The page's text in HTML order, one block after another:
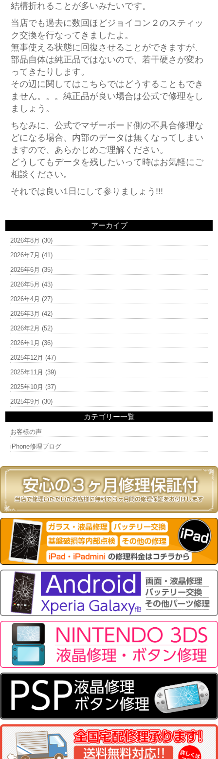
結構折れることが多いみたいです。
当店でも過去に数回ほどジョイコン２のスティッ
ク交換を行なってきましたよ。
無事使える状態に回復させることができますが、
部品自体は純正品ではないので、若干硬さが変わ
ってきたりします。
その辺に関してはこちらではどうすることもでき
ません。。。純正品が良い場合は公式で修理をし
ましょう。
ちなみに、公式でマザーボード側の不具合修理な
どになる場合、内部のデータは無くなってしまい
ますので、あらかじめご理解ください。
どうしてもデータを残したいって時はお気軽にご
相談ください。
それでは良い1日にして参りましょう!!!
アーカイブ
2026年8月 (30)
2026年7月 (41)
2026年6月 (35)
2026年5月 (43)
2026年4月 (27)
2026年3月 (42)
2026年2月 (52)
2026年1月 (36)
2025年12月 (47)
2025年11月 (39)
2025年10月 (37)
2025年9月 (30)
カテゴリー一覧
お客様の声
iPhone修理ブログ